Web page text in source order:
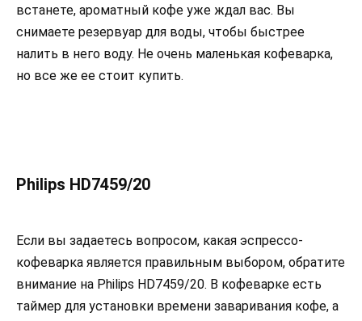
встанете, ароматный кофе уже ждал вас. Вы
снимаете резервуар для воды, чтобы быстрее
налить в него воду. Не очень маленькая кофеварка,
но все же ее стоит купить.
Philips HD7459/20
Если вы задаетесь вопросом, какая эспрессо-
кофеварка является правильным выбором, обратите
внимание на Philips HD7459/20. В кофеварке есть
таймер для установки времени заваривания кофе, а